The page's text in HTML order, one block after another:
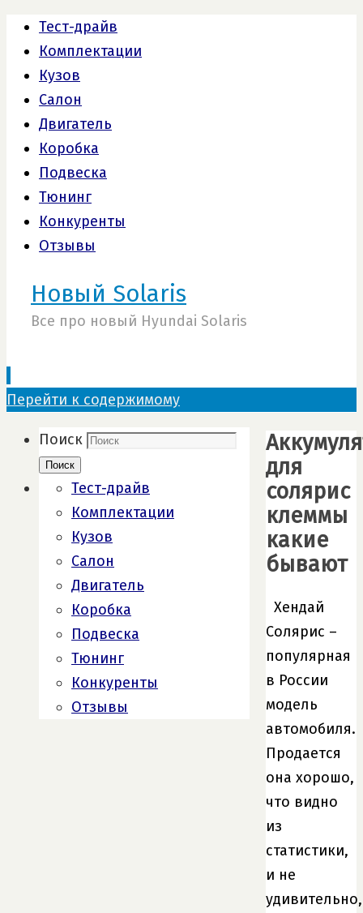
Тест-драйв
Комплектации
Кузов
Салон
Двигатель
Коробка
Подвеска
Тюнинг
Конкуренты
Отзывы
Новый Solaris
Все про новый Hyundai Solaris
Перейти к содержимому
для
солярис
клеммы
какие
бывают
Хендай
Солярис –
популярная
в России
модель
автомобиля.
Продается
она хорошо,
что видно
из
статистики,
и не
удивительно,
Поиск
Поиск
Тест-драйв
Комплектации
Кузов
Салон
Двигатель
Коробка
Подвеска
Тюнинг
Конкуренты
Отзывы